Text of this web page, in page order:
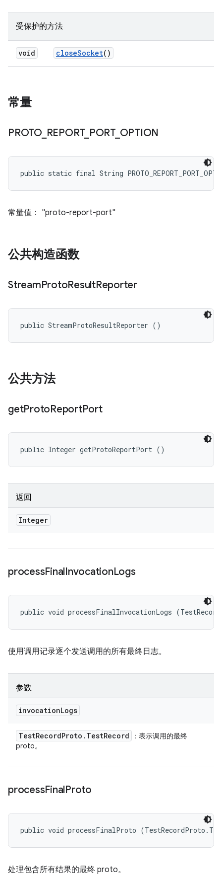
受保护的方法
void closeSocket()
常量
PROTO_ REPORT_ PORT_ OPTION
public static final String
常量值： "proto-report-port"
公共构造函数
StreamProtoResultReporter
public StreamProtoResultReporter ()
公共方法
getProtoReportPort
public Integer getProtoReportPort ()
返回
Integer
processFinalInvocationLogs
public void processFinalInvocationLogs
使用调用记录逐个发送调用的所有最终日志。
参数
invocationLogs
TestRecordProto . TestRecord
：表示调用的最终
proto。
processFinalProto
public void processFinalProto
处理包含所有结果的最终 proto。